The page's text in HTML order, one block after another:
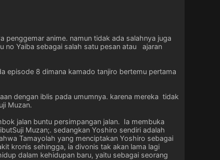
anime. namun tidak ada salahnya juga
no Yaiba sebagai salah satu pesan atau ajaran
episode 8 dimana kamado tanjiro bertemu pertama
dengan iblis pada umumnya. karena mereka tidak
Muzan.
jalan buntu persimpangan jalan. Ia membuka
Muzan;. sedangkan Yoshiro sendiri adalah
Tamayolah yang menciptakan Yoshiro sebagai
kronis sehingga, ia divonis tak akan lama lagi
dalam kehidupan baru, yaitu sebagai seorang